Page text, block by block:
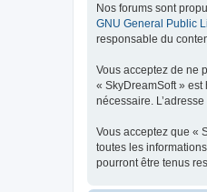
Nos forums sont
GNU General Public
responsable du
Vous acceptez de ne
« SkyDreamSoft »
nécessaire.
Vous acceptez que «
toutes les
pourront être tenus